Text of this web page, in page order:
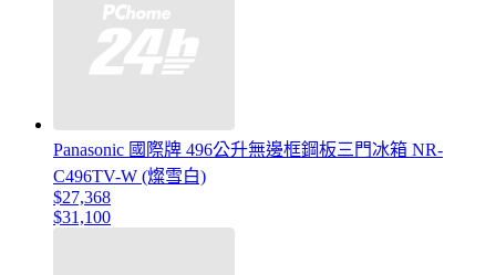
Panasonic 國際牌 496公升無邊框鋼板三門冰箱 NR-
C496TV-W (燦雪白)
$27,368
$31,100